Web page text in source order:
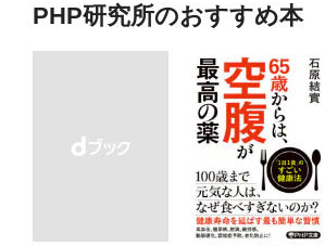
PHP研究所のおすすめ本